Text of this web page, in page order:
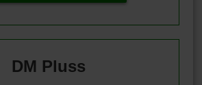
DM Pluss